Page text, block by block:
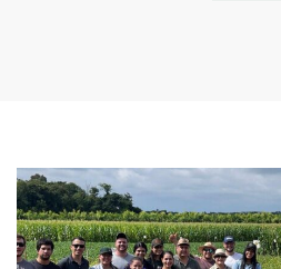
Clase
práctica